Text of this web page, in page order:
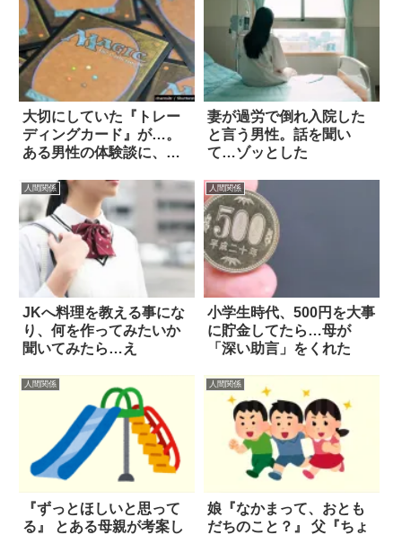
大切にしていた『トレー
ディングカード』が…。
ある男性の体験談に、絶
妻が過労で倒れ入院した
と言う男性。話を聞い
て…ゾッとした
人間関係
JKへ料理を教える事にな
り、何を作ってみたいか
聞いてみたら…え
人間関係
小学生時代、500円を大事
に貯金してたら…母が
「深い助言」をくれた
人間関係
『ずっとほしいと思って
る』 とある母親が考案し
人間関係
娘『なかまって、おとも
だちのこと？』 父『ちょ